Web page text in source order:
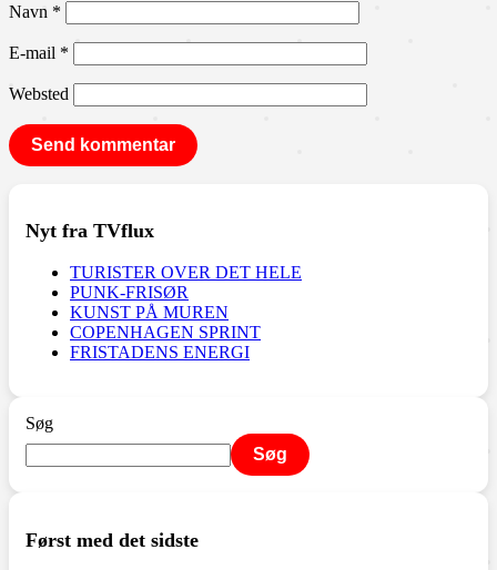
Navn *
E-mail *
Websted
Nyt fra TVflux
TURISTER OVER DET HELE
PUNK-FRISØR
KUNST PÅ MUREN
COPENHAGEN SPRINT
FRISTADENS ENERGI
Søg
Søg
Først med det sidste